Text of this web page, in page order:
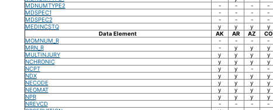
MDNUMTYPE2
- - - -
MDSPEC1
- - - -
MDSPEC2
- - - -
MEDINCSTQ
y y y y
Data Element
AK AR AZ CO
MOMNUM_R
- - - -
MRN_R
- y y y
MULTINJURY
y y y y
NCHRONIC
y y y y
NCPT
y y - -
NDX
y y y y
NECODE
y y y y
NEOMAT
y y y y
NPR
y y y y
NREVCD
- - - -